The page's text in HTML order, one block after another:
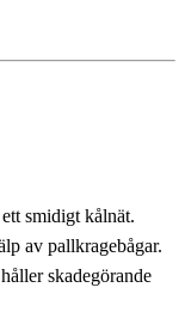
smidigt kålnät.
av pallkragebågar.
skadegörande